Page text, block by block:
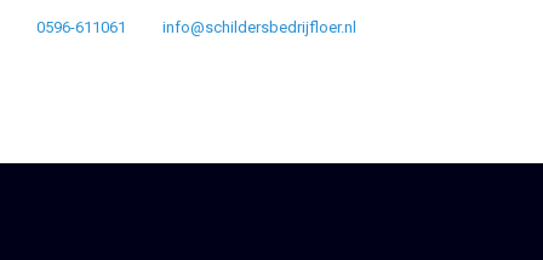
0596-611061 info@schildersbedrijfloer.nl